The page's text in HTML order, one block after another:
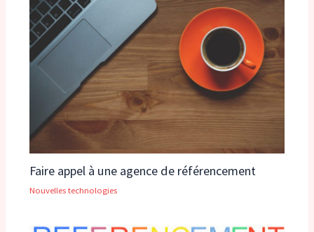
Faire appel à une agence de référencement
Nouvelles technologies